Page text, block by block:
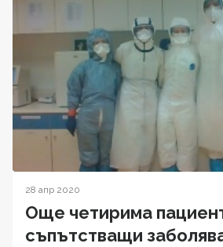
28 апр 2020
Още четирима
съпътстващи